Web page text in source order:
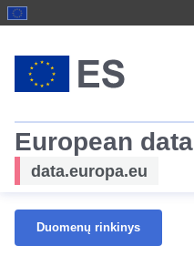
European data
data.europa.eu
Duomenų rinkinys